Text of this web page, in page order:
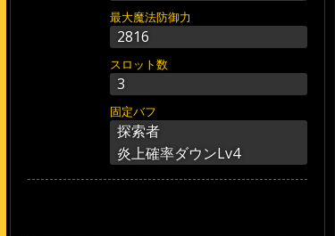
最大魔法防御力
2816
スロット数
3
固定バフ
探索者
炎上確率ダウンLv4